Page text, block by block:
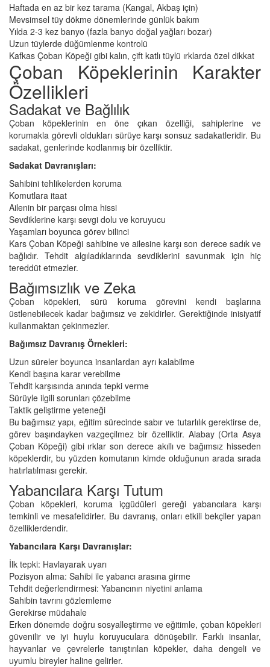
Haftada en az bir kez tarama (Kangal, Akbaş için)
Mevsimsel tüy dökme dönemlerinde günlük bakım
Yılda 2-3 kez banyo (fazla banyo doğal yağları bozar)
Uzun tüylerde düğümlenme kontrolü
Kafkas Çoban Köpeği gibi kalın, çift katlı tüylü ırklarda özel dikkat
Çoban Köpeklerinin Karakter
Özellikleri
Sadakat ve Bağlılık
Çoban köpeklerinin en öne çıkan özelliği, sahiplerine ve
korumakla görevli oldukları sürüye karşı sonsuz sadakatleridir. Bu
sadakat, genlerinde kodlanmış bir özelliktir.
Sadakat Davranışları:
Sahibini tehlikelerden koruma
Komutlara itaat
Ailenin bir parçası olma hissi
Sevdiklerine karşı sevgi dolu ve koruyucu
Yaşamları boyunca görev bilinci
Kars Çoban Köpeği sahibine ve ailesine karşı son derece sadık ve
bağlıdır. Tehdit algıladıklarında sevdiklerini savunmak için hiç
tereddüt etmezler.
Bağımsızlık ve Zeka
Çoban köpekleri, sürü koruma görevini kendi başlarına
üstlenebilecek kadar bağımsız ve zekidirler. Gerektiğinde inisiyatif
kullanmaktan çekinmezler.
Bağımsız Davranış Örnekleri:
Uzun süreler boyunca insanlardan ayrı kalabilme
Kendi başına karar verebilme
Tehdit karşısında anında tepki verme
Sürüyle ilgili sorunları çözebilme
Taktik geliştirme yeteneği
Bu bağımsız yapı, eğitim sürecinde sabır ve tutarlılık gerektirse de,
görev başındayken vazgeçilmez bir özelliktir. Alabay (Orta Asya
Çoban Köpeği) gibi ırklar son derece akıllı ve bağımsız hisseden
köpeklerdir, bu yüzden komutanın kimde olduğunun arada sırada
hatırlatılması gerekir.
Yabancılara Karşı Tutum
Çoban köpekleri, koruma içgüdüleri gereği yabancılara karşı
temkinli ve mesafelidirler. Bu davranış, onları etkili bekçiler yapan
özelliklerdendir.
Yabancılara Karşı Davranışlar:
İlk tepki: Havlayarak uyarı
Pozisyon alma: Sahibi ile yabancı arasına girme
Tehdit değerlendirmesi: Yabancının niyetini anlama
Sahibin tavrını gözlemleme
Gerekirse müdahale
Erken dönemde doğru sosyalleştirme ve eğitimle, çoban köpekleri
güvenilir ve iyi huylu koruyuculara dönüşebilir. Farklı insanlar,
hayvanlar ve çevrelerle tanıştırılan köpekler, daha dengeli ve
uyumlu bireyler haline gelirler.